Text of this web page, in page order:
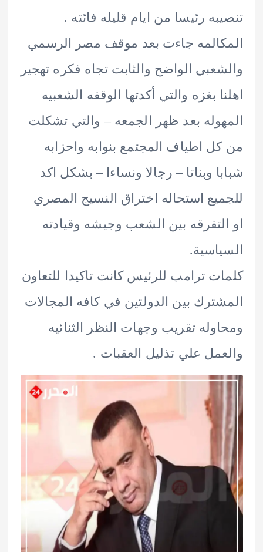
رئيسا من ايام قليله فائته .
جاءت بعد موقف مصر الرسمي
الواضح والثابت تجاه فكره تهجير
بغزه والتي أكدتها الوقفه الشعبيه
بعد ظهر الجمعه – والتي تشكلت
اطياف المجتمع بنوابه واحزابه
وبناتا – رجالا ونساءا – بشكل اكد
استحاله اختراق النسيج المصري
بين الشعب وجيشه وقيادته
ترامب للرئيس كانت تاكيدا للتعاون
بين الدولتين في كافه المجالات
تقريب وجهات النظر الثنائيه
علي تذليل العقبات .